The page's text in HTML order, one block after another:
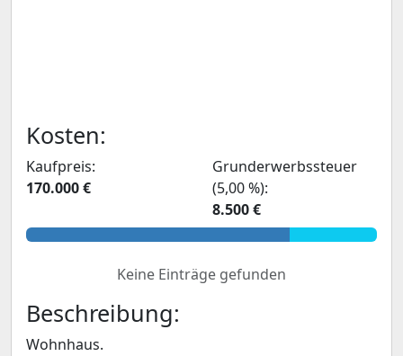
Kosten:
Kaufpreis:
170.000 €
Grunderwerbssteuer
(5,00 %):
8.500 €
Keine Einträge gefunden
Beschreibung:
Wohnhaus.